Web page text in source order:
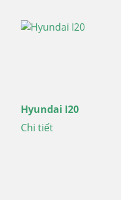
Hyundai I20
Chi tiết